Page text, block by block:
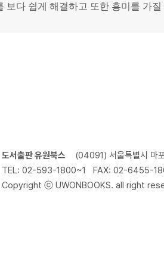
보다 쉽게 해결하고 또한 흥미를 가
도서출판 유원북스
(04091) 서울특별시 마
TEL: 02-593-1800~1
FAX: 02-6455-
Copyright ⓒ UWONBOOKS. all right